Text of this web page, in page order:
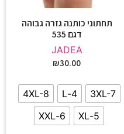
תחתוני כותנה גזרה גבוהה
דגם 535
JADEA
₪30.00
3XL-7
4-L
4XL-8
5-XL
6-XXL